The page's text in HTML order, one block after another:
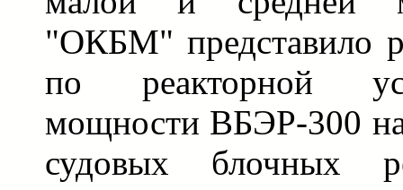
"ОКБМ" представило
по реакторной
мощности ВБЭР-300 на
судовых блочных